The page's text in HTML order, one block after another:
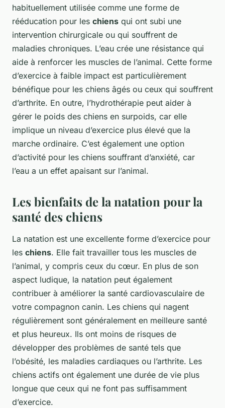
habituellement utilisée comme une forme de
rééducation pour les chiens qui ont subi une
intervention chirurgicale ou qui souffrent de
maladies chroniques. L’eau crée une résistance qui
aide à renforcer les muscles de l’animal. Cette forme
d’exercice à faible impact est particulièrement
bénéfique pour les chiens âgés ou ceux qui souffrent
d’arthrite. En outre, l’hydrothérapie peut aider à
gérer le poids des chiens en surpoids, car elle
implique un niveau d’exercice plus élevé que la
marche ordinaire. C’est également une option
d’activité pour les chiens souffrant d’anxiété, car
l’eau a un effet apaisant sur l’animal.
Les bienfaits de la natation pour la
santé des chiens
La natation est une excellente forme d’exercice pour
les chiens. Elle fait travailler tous les muscles de
l’animal, y compris ceux du cœur. En plus de son
aspect ludique, la natation peut également
contribuer à améliorer la santé cardiovasculaire de
votre compagnon canin. Les chiens qui nagent
régulièrement sont généralement en meilleure santé
et plus heureux. Ils ont moins de risques de
développer des problèmes de santé tels que
l’obésité, les maladies cardiaques ou l’arthrite. Les
chiens actifs ont également une durée de vie plus
longue que ceux qui ne font pas suffisamment
d’exercice.